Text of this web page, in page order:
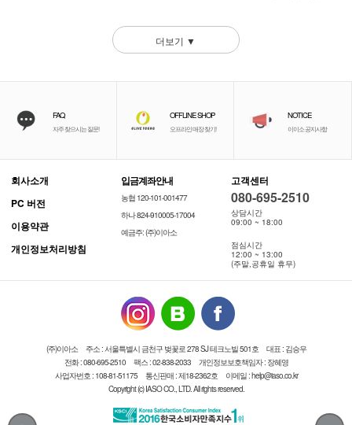
더보기 ▼
FAQ
자주 찾으시는 질문!
OFFLINE SHOP
오프라인 매장 찾기!
NOTICE
이이소 공지사항
회사소개
PC 버전
이용약관
개인정보처리방침
입금계좌안내
농협 120-101-001477
하나 824-910005-17004
예금주: (주)이아소
고객센터
080-695-2510
상담시간
09:00 ~ 18:00
점심시간
12:00 ~ 13:00
(주말,공휴일 휴무)
(주)이아소 주소 : 서울특별시 금천구 벚꽃로 278 SJ 테크노빌 501호
대표 : 김승우
전화 : 080-695-2510
팩스 : 02-838-2033
개인정보보호책임자 : 장혜영
사업자번호 : 108-81-51175
통신판매 : 제18-2362호
이메일 : help@iaso.co.kr
Copyright (c) IASO CO., LTD. All rights reserved.